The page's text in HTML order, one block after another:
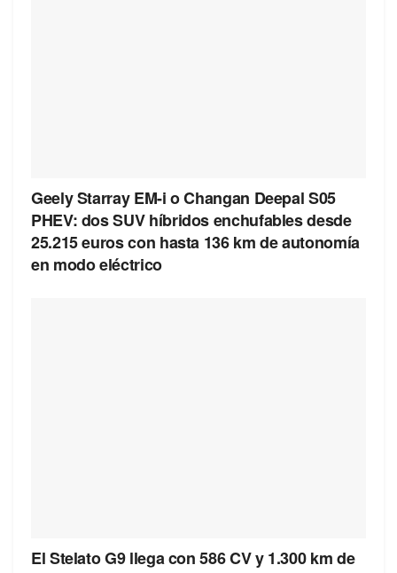
Geely Starray EM-i o Changan Deepal S05
PHEV: dos SUV híbridos enchufables desde
25.215 euros con hasta 136 km de autonomía
en modo eléctrico
El Stelato G9 llega con 586 CV y 1.300 km de